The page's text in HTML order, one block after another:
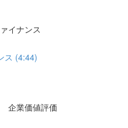
イナンス
ス (4:44)
企業価値評価